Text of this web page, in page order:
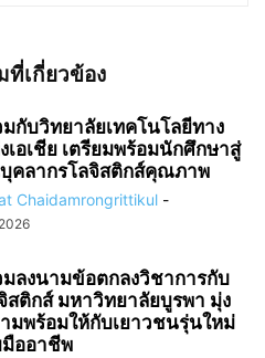
เกี่ยวข้อง
มกับวิทยาลัยเทคโนโลยีทาง
เอเชีย เตรียมพร้อมนักศึกษาสู่
บุคลากรโลจิสติกส์คุณภาพ
Chaidamrongrittikul -
มลงนามข้อตกลงวิชาการกับ
ติกส์ มหาวิทยาลัยบูรพา มุ่ง
มพร้อมให้กับเยาวชนรุ่นใหม่
ออาชีพ